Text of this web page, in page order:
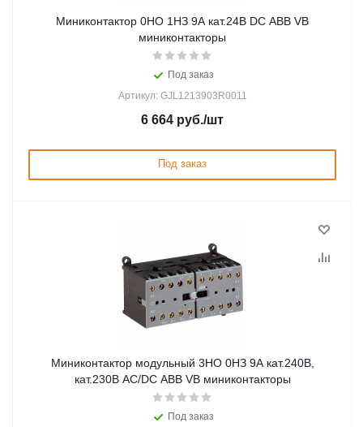
Миниконтактор 0НО 1НЗ 9А кат.24В DC ABB VB
миниконтакторы
Под заказ
Артикул: GJL1213903R0011
6 664 руб./шт
Под заказ
Миниконтактор модульный 3НО 0НЗ 9А кат.240В,
кат.230В AC/DC ABB VB миниконтакторы
Под заказ